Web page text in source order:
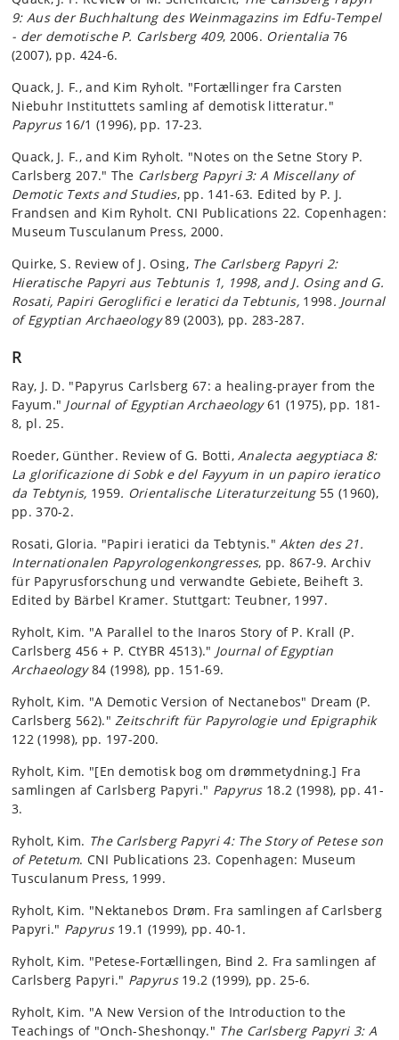
9: Aus der Buchhaltung des Weinmagazins im Edfu-Tempel
- der demotische P. Carlsberg 409, 2006. Orientalia 76
(2007), pp. 424-6.
Quack, J. F., and Kim Ryholt. "Fortællinger fra Carsten
Niebuhr Instituttets samling af demotisk litteratur."
Papyrus16/1 (1996), pp. 17-23.
Quack, J. F., and Kim Ryholt. "Notes on the Setne Story P.
Carlsberg 207." The Carlsberg Papyri 3: A Miscellany of
Demotic Texts and Studies, pp. 141-63. Edited by P. J.
Frandsen and Kim Ryholt. CNI Publications 22. Copenhagen:
Museum Tusculanum Press, 2000.
Quirke, S. Review of J. Osing, The Carlsberg Papyri 2:
Hieratische Papyri aus Tebtunis 1, 1998, and J. Osing and G.
Rosati, Papiri Geroglifici e Ieratici da Tebtunis, 1998. Journal
of Egyptian Archaeology89 (2003), pp. 283-287.
R
Ray, J. D. "Papyrus Carlsberg 67: a healing-prayer from the
Fayum." Journal of Egyptian Archaeology61 (1975), pp. 181-
8, pl. 25.
Roeder, Günther. Review of G. Botti,Analecta aegyptiaca 8:
La glorificazione di Sobk e del Fayyum in un papiro ieratico
da Tebtynis, 1959. Orientalische Literaturzeitung55 (1960),
pp. 370-2.
Rosati, Gloria. "Papiri ieratici da Tebtynis."Akten des 21.
Internationalen Papyrologenkongresses, pp. 867-9. Archiv
für Papyrusforschung und verwandte Gebiete, Beiheft 3.
Edited by Bärbel Kramer. Stuttgart: Teubner, 1997.
Ryholt, Kim. "A Parallel to the Inaros Story of P. Krall (P.
Carlsberg 456 + P. CtYBR 4513)." Journal of Egyptian
Archaeology84 (1998), pp. 151-69.
Ryholt, Kim. "A Demotic Version of Nectanebos" Dream (P.
Carlsberg 562)."Zeitschrift für Papyrologie und Epigraphik
122 (1998), pp. 197-200.
Ryholt, Kim. "[En demotisk bog om drømmetydning.] Fra
samlingen af Carlsberg Papyri." Papyrus18.2 (1998), pp. 41-
3.
Ryholt, Kim. The Carlsberg Papyri 4: The Story of Petese son
of Petetum. CNI Publications 23. Copenhagen: Museum
Tusculanum Press, 1999.
Ryholt, Kim. "Nektanebos Drøm. Fra samlingen af Carlsberg
Papyri." Papyrus19.1 (1999), pp. 40-1.
Ryholt, Kim. "Petese-Fortællingen, Bind 2. Fra samlingen af
Carlsberg Papyri." Papyrus19.2 (1999), pp. 25-6.
Ryholt, Kim. "A New Version of the Introduction to the
Teachings of "Onch-Sheshonqy." The Carlsberg Papyri 3: A